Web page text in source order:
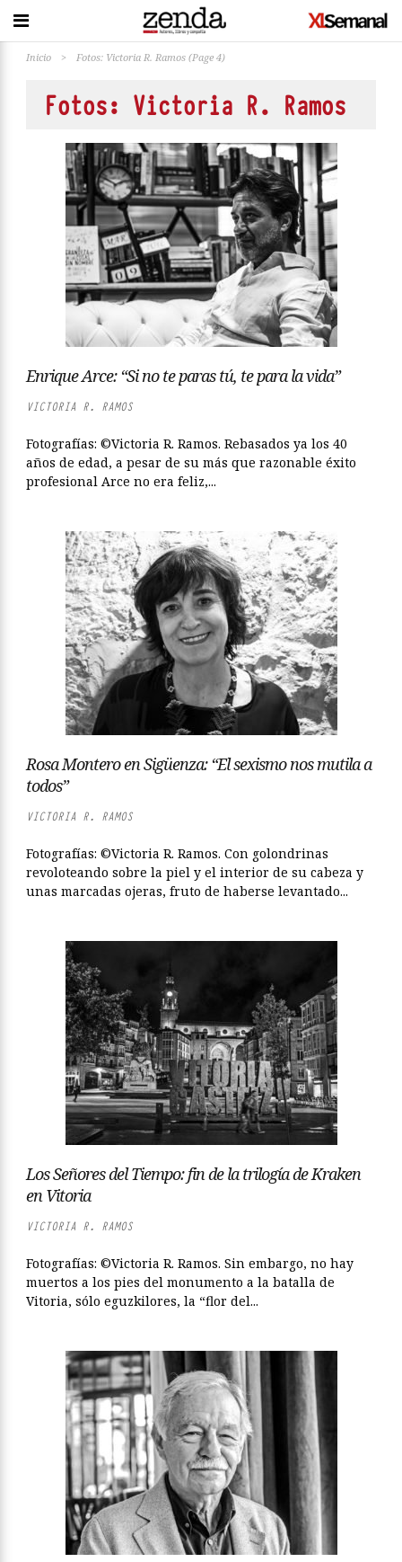
Inicio > Fotos: Victoria R. Ramos (Page 4)
Fotos: Victoria R. Ramos
Enrique Arce: “Si no te paras tú, te para la vida”
VICTORIA R. RAMOS
Fotografías: ©Victoria R. Ramos. Rebasados ya los 40
años de edad, a pesar de su más que razonable éxito
profesional Arce no era feliz,...
Rosa Montero en Sigüenza: “El sexismo nos mutila a
todos”
VICTORIA R. RAMOS
Fotografías: ©Victoria R. Ramos. Con golondrinas
revoloteando sobre la piel y el interior de su cabeza y
unas marcadas ojeras, fruto de haberse levantado...
Los Señores del Tiempo: fin de la trilogía de Kraken
en Vitoria
VICTORIA R. RAMOS
Fotografías: ©Victoria R. Ramos. Sin embargo, no hay
muertos a los pies del monumento a la batalla de
Vitoria, sólo eguzkilores, la “flor del...